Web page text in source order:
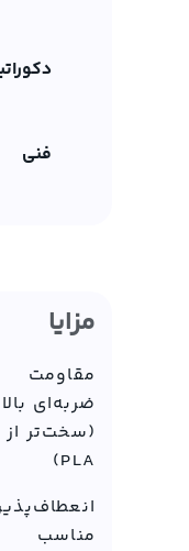
فنی
مزایا
مقاومت
ضربه‌ای بالا
(سخت‌تر از
PLA)
مناسب